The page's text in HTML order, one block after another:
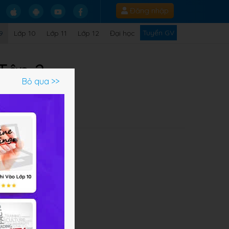
Đăng nhập
Lớp 10 Lớp 11 Lớp 12 Đại học Tuyển GV
2
Bỏ qua >>